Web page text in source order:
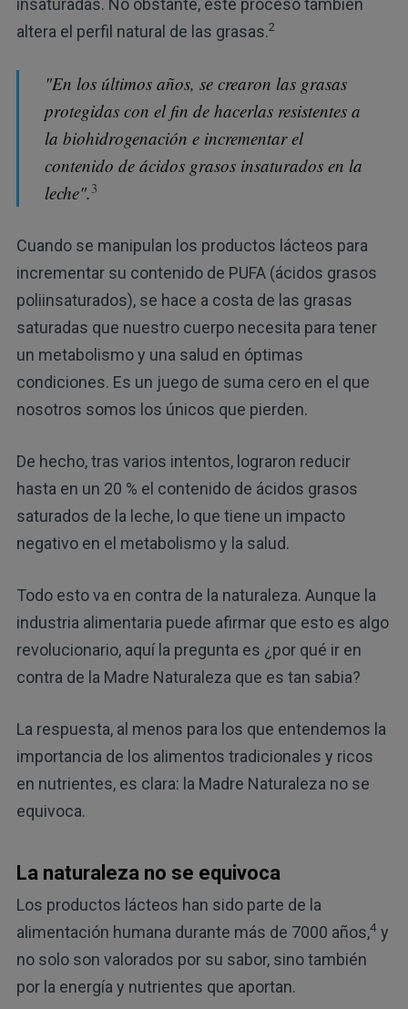
insaturadas. No obstante, este proceso también
altera el perfil natural de las grasas.2
"En los últimos años, se crearon las grasas
protegidas con el fin de hacerlas resistentes a
la biohidrogenación e incrementar el
contenido de ácidos grasos insaturados en la
leche".3
Cuando se manipulan los productos lácteos para
incrementar su contenido de PUFA (ácidos grasos
poliinsaturados), se hace a costa de las grasas
saturadas que nuestro cuerpo necesita para tener
un metabolismo y una salud en óptimas
condiciones. Es un juego de suma cero en el que
nosotros somos los únicos que pierden.
De hecho, tras varios intentos, lograron reducir
hasta en un 20 % el contenido de ácidos grasos
saturados de la leche, lo que tiene un impacto
negativo en el metabolismo y la salud.
Todo esto va en contra de la naturaleza. Aunque la
industria alimentaria puede afirmar que esto es algo
revolucionario, aquí la pregunta es ¿por qué ir en
contra de la Madre Naturaleza que es tan sabia?
La respuesta, al menos para los que entendemos la
importancia de los alimentos tradicionales y ricos
en nutrientes, es clara: la Madre Naturaleza no se
equivoca.
La naturaleza no se equivoca
Los productos lácteos han sido parte de la
alimentación humana durante más de 7000 años,4y
no solo son valorados por su sabor, sino también
por la energía y nutrientes que aportan.